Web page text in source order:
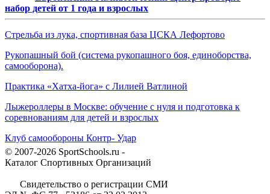
набор детей от 1 года и взрослых
Стрельба из лука, спортивная база ЦСКА Лефортово
Рукопашный бой (система рукопашного боя, единоборства,
самооборона).
Практика «Хатха-йога» с Лилией Ватлиной
Лыжероллеры в Москве: обучение с нуля и подготовка к
соревнованиям для детей и взрослых
Клуб самообороны Контр- Удар
© 2007-2026 SportSchools.ru -
Каталог Спортивных Организаций
Свидетельство о регистрации СМИ